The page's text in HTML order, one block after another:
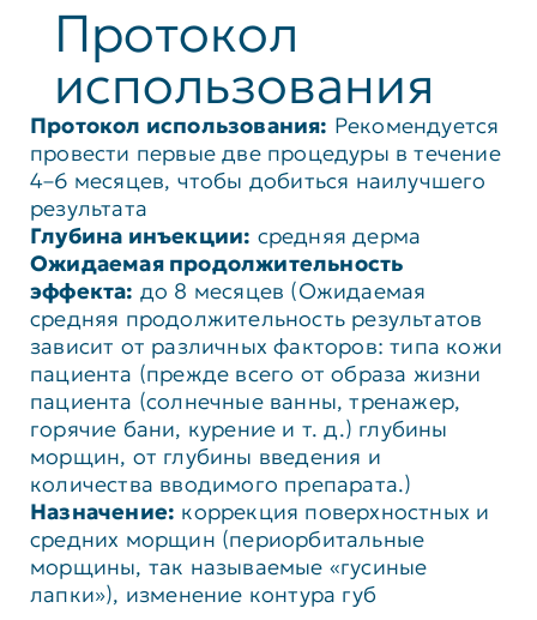
Протокол
использования
Протокол использования: Рекомендуется
провести первые две процедуры в течение
4–6 месяцев, чтобы добиться наилучшего
результата
Глубина инъекции: средняя дерма
Ожидаемая продолжительность
эффекта: до 8 месяцев (Ожидаемая
средняя продолжительность результатов
зависит от различных факторов: типа кожи
пациента (прежде всего от образа жизни
пациента (солнечные ванны, тренажер,
горячие бани, курение и т. д.) глубины
морщин, от глубины введения и
количества вводимого препарата.)
Назначение: коррекция поверхностных и
средних морщин (периорбитальные
морщины, так называемые «гусиные
лапки»), изменение контура губ